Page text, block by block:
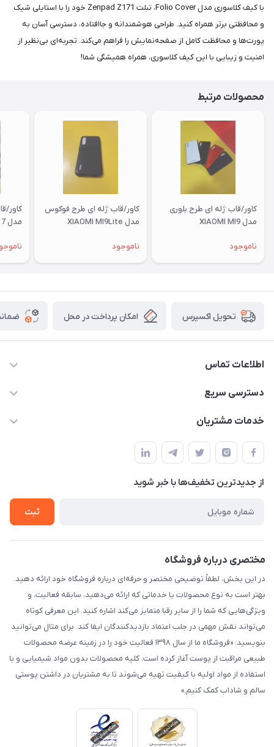
با کیف کلاسوری مدل Folio Cover، تبلت Zenpad Z171 خود را با استایلی شیک
و محافظتی برتر همراه کنید. طراحی هوشمندانه و جاافتاده، دسترسی آسان به
پورت‌ها و محافظت کامل از صفحه‌نمایش را فراهم می‌کند. تجربه‌ای بی‌نظیر از
امنیت و زیبایی با این کیف کلاسوری، همراه همیشگی شما!
محصولات مرتبط
کاور/قاب ژله ای طرح بلوری
مدل XIAOMI MI9
ناموجود
کاور/قاب ژله ای طرح فوکوس
مدل XIAOMI MI9Lite
ناموجود
کاور/
مدل XIAOMI RM 7
تحویل اکسپرس امکان پرداخت در محل
اطلاعات تماس
09332394024-09120346631
دسترسی سریع
حساب کاربری
لیست محصولات
درباره ما
خدمات مشتریان
قوانین و مقررات
حریم خصوصی
راهنما
از جدید‌ترین تخفیف‌ها با‌ خبر شوید
ثبت
مختصری درباره فروشگاه
در این بخش، لطفاً توضیحی مختصر و حرفه‌ای درباره فروشگاه خود ارائه دهید.
بهتر است به نوع محصولات یا خدماتی که ارائه می‌دهید، سابقه فعالیت، و
ویژگی‌هایی که شما را از سایر رقبا متمایز می‌کند اشاره کنید. این معرفی کوتاه
می‌تواند نقش مهمی در جلب اعتماد بازدیدکنندگان ایفا کند. برای مثال می‌توانید
بنویسید: «فروشگاه ما از سال ۱۳۹۸ فعالیت خود را در زمینه عرضه محصولات
طبیعی مراقبت از پوست آغاز کرده است. کلیه محصولات بدون مواد شیمیایی و با
استفاده از مواد اولیه با کیفیت تهیه می‌شوند تا به مشتریان در داشتن پوستی
سالم و شاداب کمک کنیم.»